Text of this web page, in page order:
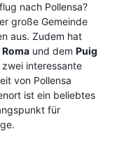
nach Pollensa?
große Gemeinde
aus. Zudem hat
und dem Puig
interessante
von Pollensa
ist ein beliebtes
für